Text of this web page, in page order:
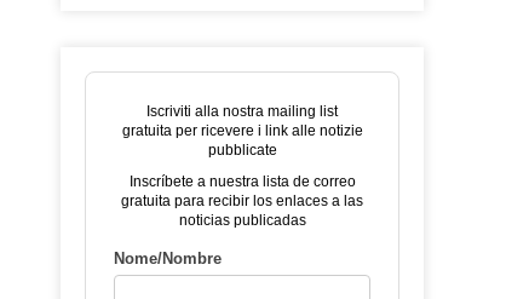
Iscriviti alla nostra mailing list
gratuita per ricevere i link alle notizie
pubblicate
Inscríbete a nuestra lista de correo
gratuita para recibir los enlaces a las
noticias publicadas
Nome/Nombre